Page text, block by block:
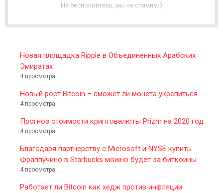
R
Не беспокойтесь, мы не спамим;)
Новая площадка Ripple в Объединенных Арабских
Эмиратах
4 просмотра
Новый рост Bitcoin – сможет ли монета укрепиться
4 просмотра
Прогноз стоимости криптовалюты Prizm на 2020 год
4 просмотра
Благодаря партнерству с Microsoft и NYSE купить
Фраппучино в Starbucks можно будет за биткоины
4 просмотра
Работает ли Bitcoin как хедж против инфляции